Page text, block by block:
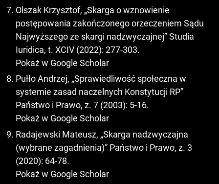
Olszak Krzysztof, „Skarga o wznowienie
postępowania zakończonego orzeczeniem Sądu
Najwyższego ze skargi nadzwyczajnej” Studia
Iuridica, t. XCIV (2022): 277-303.
Pokaż w Google Scholar
Pułło Andrzej, „Sprawiedliwość społeczna w
systemie zasad naczelnych Konstytucji RP”
Państwo i Prawo, z. 7 (2003): 5-16.
Pokaż w Google Scholar
Radajewski Mateusz, „Skarga nadzwyczajna
(wybrane zagadnienia)” Państwo i Prawo, z. 3
(2020): 64-78.
Pokaż w Google Scholar